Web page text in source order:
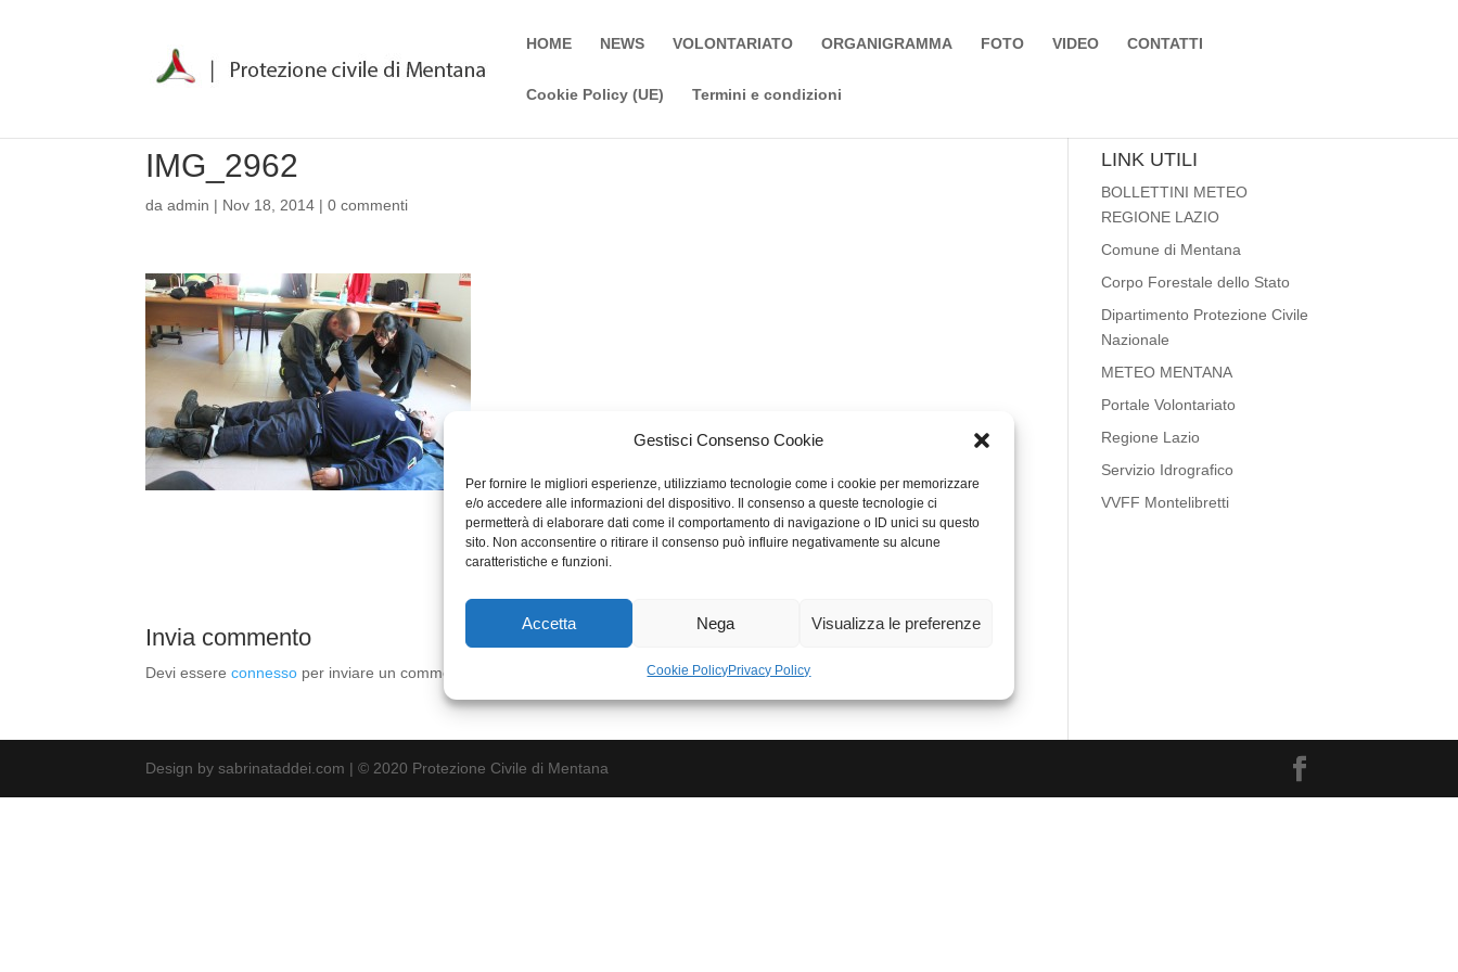
Gestisci Consenso Cookie
Per fornire le migliori esperienze, utilizziamo tecnologie come i cookie per memorizzare
e/o accedere alle informazioni del dispositivo. Il consenso a queste tecnologie ci
permetterà di elaborare dati come il comportamento di navigazione o ID unici su questo
sito. Non acconsentire o ritirare il consenso può influire negativamente su alcune
caratteristiche e funzioni.
Accetta Nega Visualizza le preferenze
Cookie PolicyPrivacy Policy
HOME NEWS VOLONTARIATO ORGANIGRAMMA FOTO VIDEO CONTATTI
Cookie Policy (UE) Termini e condizioni
IMG_2962
daadmin | Nov 18, 2014 |0 commenti
Invia commento
Devi essereconnesso per inviare un commento.
LINK UTILI
BOLLETTINI METEO
REGIONE LAZIO
Comune di Mentana
Corpo Forestale dello Stato
Dipartimento Protezione Civile
Nazionale
METEO MENTANA
Portale Volontariato
Regione Lazio
Servizio Idrografico
VVFF Montelibretti
Design by sabrinataddei.com | © 2020 Protezione Civile di Mentana